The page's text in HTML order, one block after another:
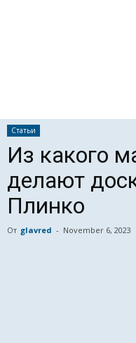
Статьи
Из какого
делают
Плинко
От glavred - November 6, 2023